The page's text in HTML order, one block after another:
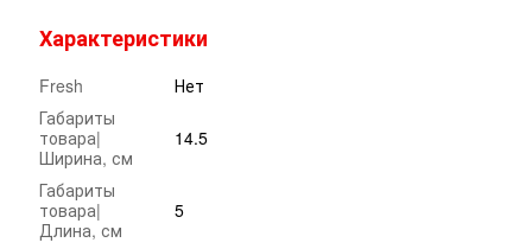
Характеристики
Fresh
Нет
Габариты
товара|
Ширина, см
14.5
Габариты
товара|
Длина, см
5